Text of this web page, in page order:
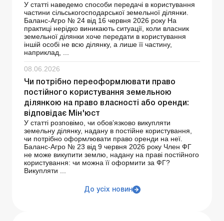
У статті наведемо способи передачі в користування
частини сільськогосподарської земельної ділянки.
Баланс-Агро № 24 від 16 червня 2026 року На
практиці нерідко виникають ситуації, коли власник
земельної ділянки хоче передати в користування
іншій особі не всю ділянку, а лише її частину,
наприклад, ...
08.06.2026
Чи потрібно переоформлювати право
постійного користування земельною
ділянкою на право власності або оренди:
відповідає Мін'юст
У статті розповімо, чи обов’язково викупляти
земельну ділянку, надану в постійне користування,
чи потрібно оформлювати право оренди на неї.
Баланс-Агро № 23 від 9 червня 2026 року Член ФГ
не може викупити землю, надану на праві постійного
користування: чи можна її оформити за ФГ?
Викупляти ...
До усіх новин